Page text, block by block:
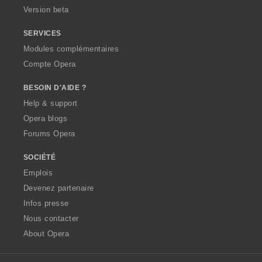
Version beta
SERVICES
Modules complémentaires
Compte Opera
BESOIN D'AIDE ?
Help & support
Opera blogs
Forums Opera
SOCIÉTÉ
Emplois
Devenez partenaire
Infos presse
Nous contacter
About Opera